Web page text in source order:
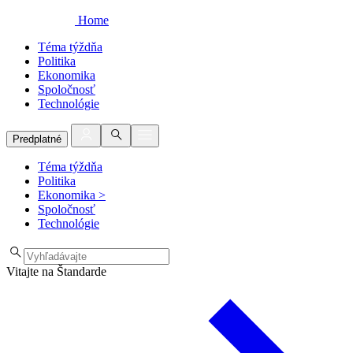
Home
Téma týždňa
Politika
Ekonomika
Spoločnosť
Technológie
Predplatné
Téma týždňa
Politika
Ekonomika >
Spoločnosť
Technológie
Vitajte na Štandarde